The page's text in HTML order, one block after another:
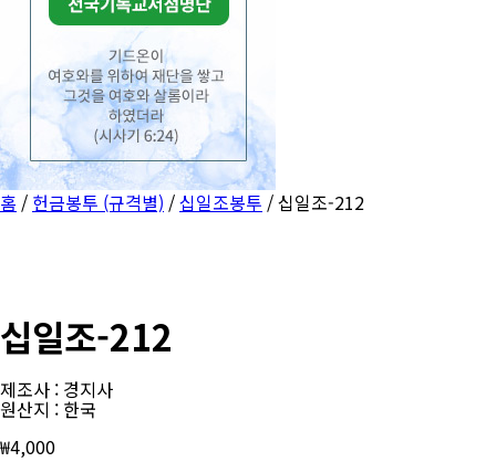
홈 / 헌금봉투 (규격별) /십일조봉투 / 십일조-212
십일조-212
제조사 : 경지사
원산지 : 한국
₩4,000